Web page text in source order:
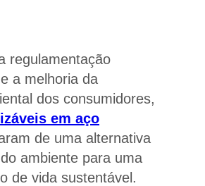
regulamentação
a melhoria da
dos consumidores,
em aço
de uma alternativa
ambiente para uma
de vida sustentável.